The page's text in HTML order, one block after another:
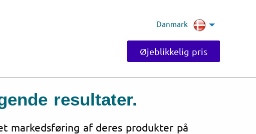
Danmark
Øjeblikkelig pris
resultater.
markedsføring af deres produkter på